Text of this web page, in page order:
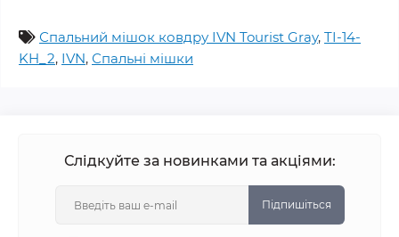
Спальний мішок ковдру IVN Tourist Gray, TI-14-
KH_2, IVN, Спальні мішки
Слідкуйте за новинками та акціями:
Підпишіться